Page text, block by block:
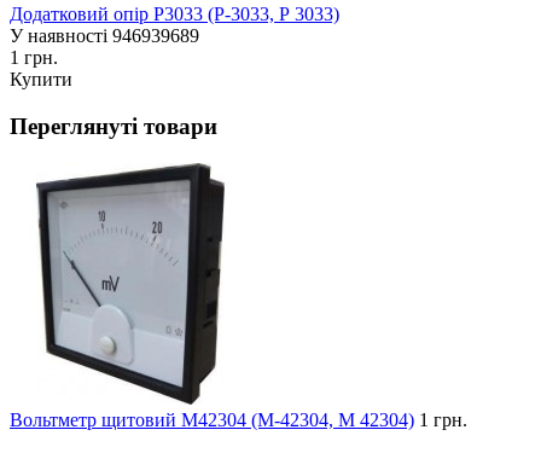
Додатковий опір Р3033 (Р-3033, Р 3033)
У наявності 946939689
1 грн.
Купити
Переглянуті товари
Вольтметр щитовий М42304 (М-42304, М 42304) 1 грн.